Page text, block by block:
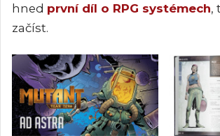
hned první díl o RPG systémech,
začíst.